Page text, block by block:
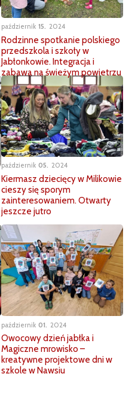
październik 15 2024
Rodzinne spotkanie polskiego
przedszkola i szkoły w
Jabłonkowie. Integracja i
zabawa na świeżym powietrzu
październik 05 2024
Kiermasz dziecięcy w Milikowie
cieszy się sporym
zainteresowaniem. Otwarty
jeszcze jutro
październik 01 2024
Owocowy dzień jabłka i
Magiczne mrowisko –
kreatywne projektowe dni w
szkole w Nawsiu